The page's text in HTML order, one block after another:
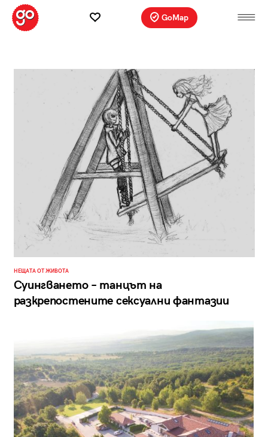
GoMap
НЕЩАТА ОТ ЖИВОТА
Суингването – танцът на
разкрепостените сексуални фантазии